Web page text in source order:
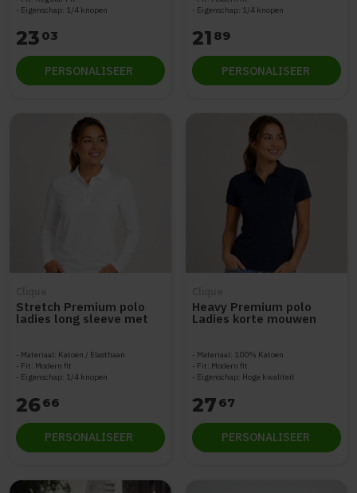
Eigenschap: 1/4 knopen
23 03
PERSONALISEER
Eigenschap: 1/4 knopen
21 89
PERSONALISEER
Stretch Premium polo
ladies long sleeve met
Materiaal: Katoen / Elasthaan
Fit: Modern fit
Eigenschap: 1/4 knopen
2666
PERSONALISEER
Heavy Premium polo
Ladies korte mouwen
Materiaal: 100% Katoen
Fit: Modern fit
Eigenschap: Hoge kwaliteit
27 67
PERSONALISEER